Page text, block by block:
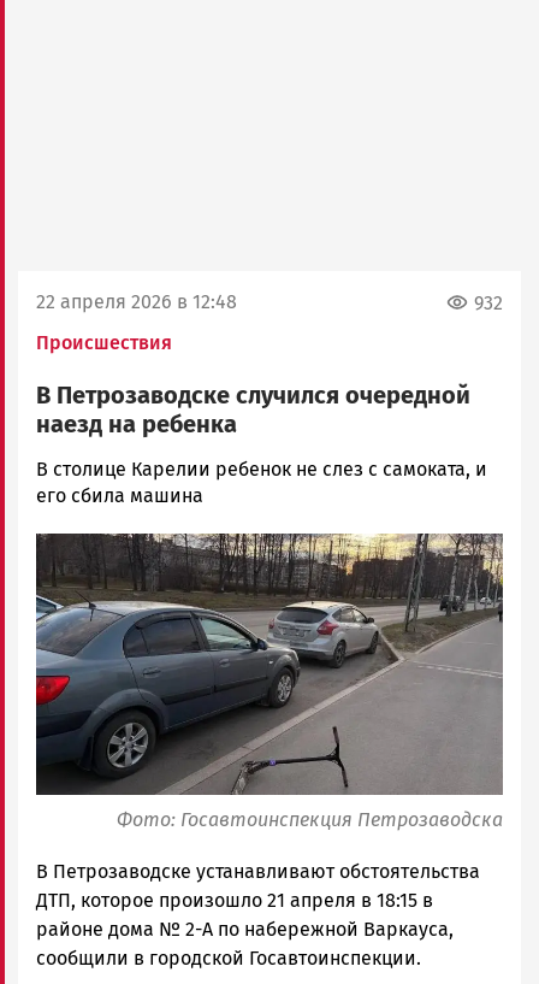
22 апреля 2026 в 12:48
Происшествия
932
В Петрозаводске случился очередной
наезд на ребенка
Арина
Смирнова
Петрозаводска
Карелии
|
Петрозаводск
ГОВОРИТ
В столице Карелии ребенок не слез с самоката, и
его сбила машина
Image
Фото: Госавтоинспекция Петрозаводска
В Петрозаводске устанавливают обстоятельства
ДТП, которое произошло 21 апреля в 18:15 в
районе дома № 2-А по набережной Варкауса,
сообщили в городской Госавтоинспекции.